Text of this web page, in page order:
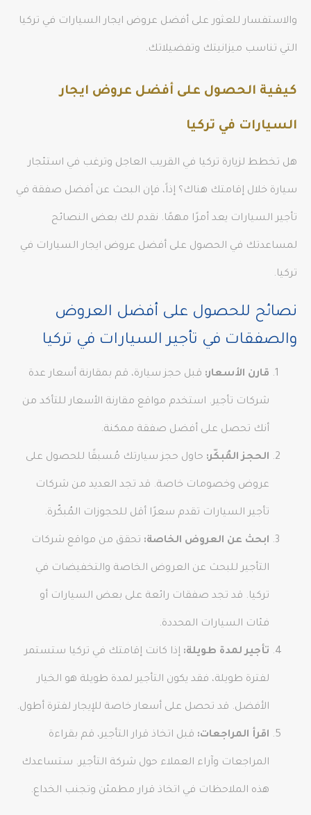
والاستفسار للعثور على أفضل عروض ايجار السيارات في تركيا
التي تناسب ميزانيتك وتفضيلاتك.
كيفية الحصول على أفضل عروض ايجار
السيارات في تركيا
هل تخطط لزيارة تركيا في القريب العاجل وترغب في استئجار
سيارة خلال إقامتك هناك؟ إذاً، فإن البحث عن أفضل صفقة في
تأجير السيارات يعد أمرًا مهمًا. نقدم لك بعض النصائح
لمساعدتك في الحصول على أفضل عروض ايجار السيارات في
تركيا.
نصائح للحصول على أفضل العروض
والصفقات في تأجير السيارات في تركيا
قارن الأسعار: قبل حجز سيارة، قم بمقارنة أسعار عدة
شركات تأجير. استخدم مواقع مقارنة الأسعار للتأكد من
أنك تحصل على أفضل صفقة ممكنة.
الحجز المُبكّر: حاول حجز سيارتك مُسبقًا للحصول على
عروض وخصومات خاصة. قد تجد العديد من شركات
تأجير السيارات تقدم سعرًا أقل للحجوزات المُبكّرة.
ابحث عن العروض الخاصة: تحقق من مواقع شركات
التأجير للبحث عن العروض الخاصة والتخفيضات في
تركيا. قد تجد صفقات رائعة على بعض السيارات أو
فئات السيارات المحددة.
تأجير لمدة طويلة: إذا كانت إقامتك في تركيا ستستمر
لفترة طويلة، فقد يكون التأجير لمدة طويلة هو الخيار
الأفضل. قد تحصل على أسعار خاصة للإيجار لفترة أطول.
اقرأ المراجعات: قبل اتخاذ قرار التأجير، قم بقراءة
المراجعات وآراء العملاء حول شركة التأجير. ستساعدك
هذه الملاحظات في اتخاذ قرار مطمئن وتجنب الخداع.